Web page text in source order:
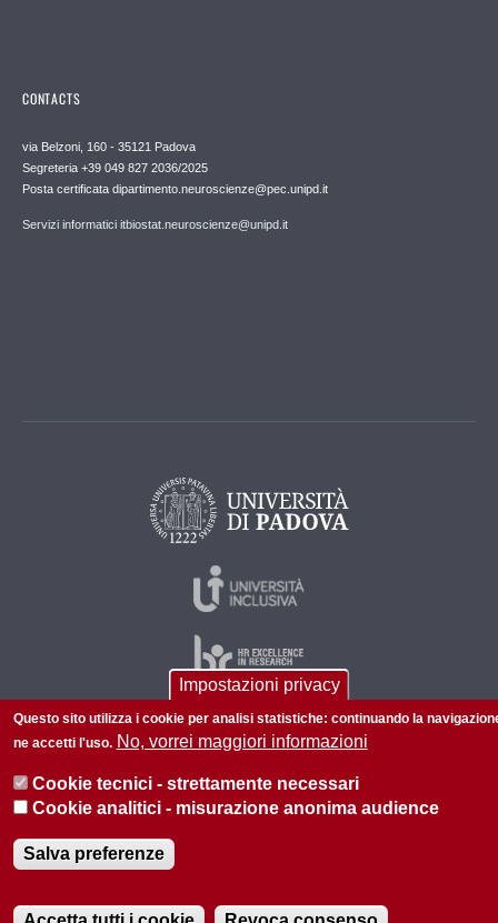
CONTACTS
via Belzoni, 160 - 35121 Padova
Segreteria +39 049 827 2036/2025
Posta certificata dipartimento.neuroscienze@pec.unipd.it
Servizi informatici itbiostat.neuroscienze@unipd.it
P.I. 00742430283 C.F. 80006480281
Impostazioni privacy
Questo sito utilizza i cookie per analisi statistiche: continuando la
ne accetti l'uso. No, vorrei maggiori informazioni
Cookie tecnici - strettamente necessari
Cookie analitici - misurazione anonima audience
Salva preferenze